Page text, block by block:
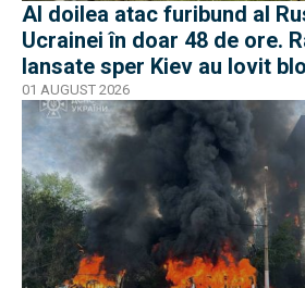
Al doilea atac furibund al
Ucrainei în doar 48 de ore.
lansate sper Kiev au lovit
01 AUGUST 2026